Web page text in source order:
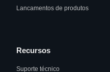
Lancamentos de produtos
Recursos
Suporte técnico